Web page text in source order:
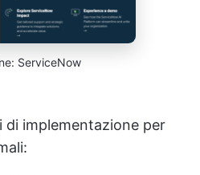
ServiceNow
di implementazione per